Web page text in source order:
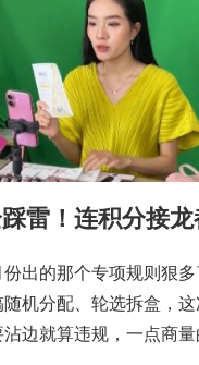
雷！连积分接
出的那个专项规则狠
机分配、轮选拆盒，
边就算违规，一点商量